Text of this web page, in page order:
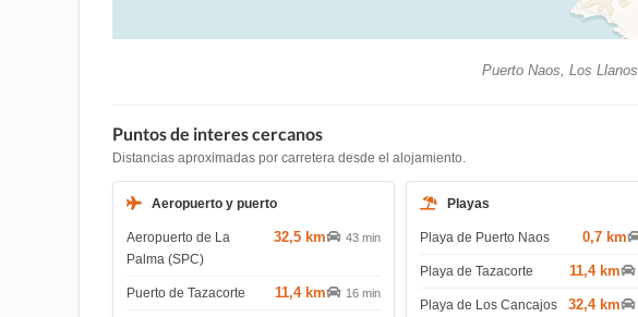
Puerto Naos, Los Llanos
Puntos de interes cercanos
Distancias aproximadas por carretera desde el alojamiento.
Aeropuerto y puerto
Aeropuerto de La
Palma (SPC)
32,5 km 43 min
Puerto de Tazacorte 11,4 km 16 min
Playas
Playa de Puerto Naos 0,7 km
Playa de Tazacorte 11,4 km
Playa de Los Cancajos 32,4 km